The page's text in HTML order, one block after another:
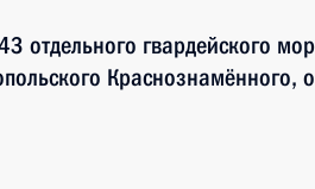
отдельного гвардейского
Краснознамённого,